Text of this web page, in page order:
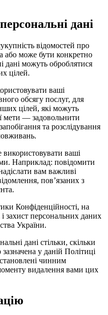
дані
відомостей про
або може бути конкретно
дані можуть оброблятися
цілей.
ваші
обсягу послуг, для
цілей, які можуть
мети — задовольнити
та розслідування
ваші
Наприклад: повідомити
вам важливі
пов’язаних з
Конфіденційності, на
захист персональних даних
України.
дані стільки, скільки
у даній Політиці
чинним
видалення вами цих